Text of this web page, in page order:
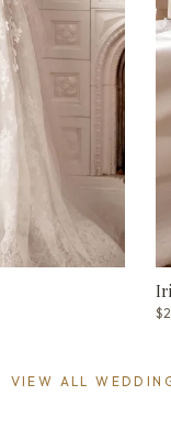
VIEW ALL